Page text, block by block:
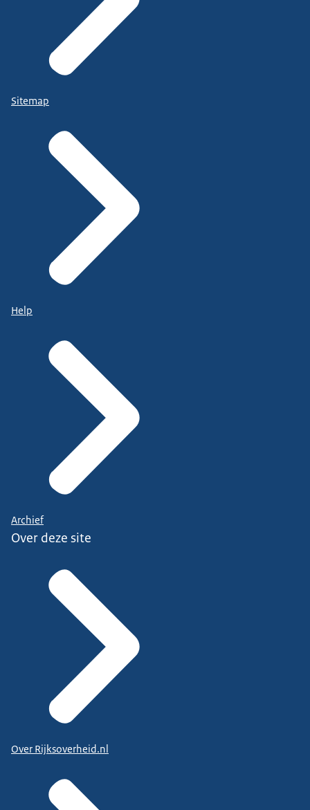
Sitemap
Help
Archief
Over deze site
Over Rijksoverheid.nl